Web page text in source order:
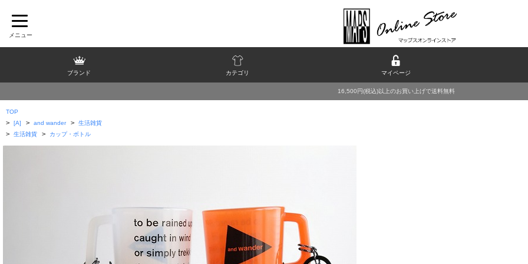
ブランド カテゴリ マイページ
16,500円(税込)以上のお買い上げで送料無料
TOP
> [A] > and wander > 生活雑貨
> 生活雑貨 > カップ・ボトル